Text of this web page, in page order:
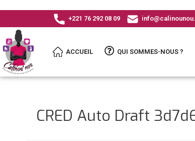
+221 76 292 08 09
ACCUEIL QUI SOMMES-NOUS ?
CRED Auto Draft